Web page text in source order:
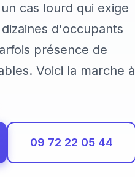
cas lourd qui exige
d'occupants
présence de
Voici la marche à
09 72 22 05 44